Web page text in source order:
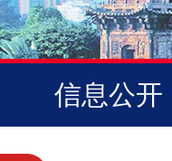
信息公开